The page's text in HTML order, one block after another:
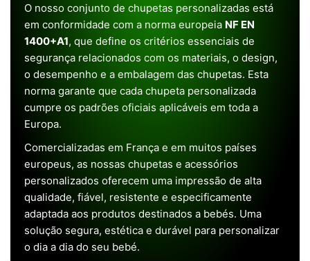
O nosso conjunto de chupetas personalizadas está
em conformidade com a norma europeia NF EN
1400+A1, que define os critérios essenciais de
segurança relacionados com os materiais, o design,
o desempenho e a embalagem das chupetas. Esta
norma garante que cada chupeta personalizada
cumpre os padrões oficiais aplicáveis em toda a
Europa.
Comercializadas em França e em muitos países
europeus, as nossas chupetas e acessórios
personalizados oferecem uma impressão de alta
qualidade, fiável, resistente e especificamente
adaptada aos produtos destinados a bebés. Uma
solução segura, estética e durável para personalizar
o dia a dia do seu bebé.